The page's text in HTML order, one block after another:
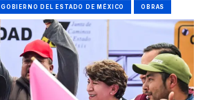
GOBIERNO DEL ESTADO DE MÉXICO OBRAS